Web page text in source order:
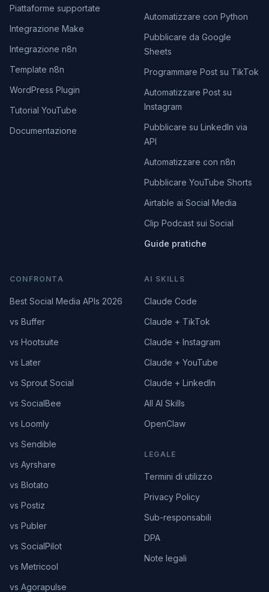
Piattaforme supportate
Integrazione Make
Integrazione n8n
Template n8n
WordPress Plugin
Tutorial YouTube
Documentazione
Automatizzare con Python
Pubblicare da Google
Sheets
Programmare Post su TikTok
Automatizzare Post su
Instagram
Pubblicare su LinkedIn via
API
Automatizzare con n8n
Pubblicare YouTube Shorts
Airtable ai Social Media
Clip Podcast sui Social
Guide pratiche
CONFRONTA
Best Social Media APIs 2026
vs Buffer
vs Hootsuite
vs Later
vs Sprout Social
vs SocialBee
vs Loomly
vs Sendible
vs Ayrshare
vs Blotato
vs Postiz
vs Publer
vs SocialPilot
vs Metricool
vs Agorapulse
AI SKILLS
Claude Code
Claude + TikTok
Claude + Instagram
Claude + YouTube
Claude + LinkedIn
All AI Skills
OpenClaw
LEGALE
Termini di utilizzo
Privacy Policy
Sub-responsabili
DPA
Note legali